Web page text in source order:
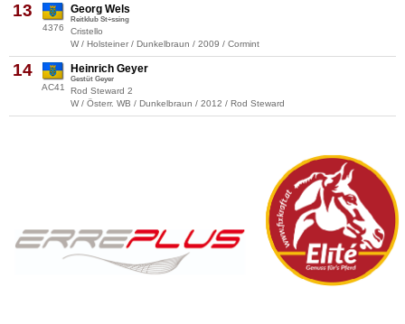
13
4376
Georg Wels
Reitklub St÷ssing
Cristello
W / Holsteiner / Dunkelbraun / 2009 / Cormint
14
AC41
Heinrich Geyer
Gestüt Geyer
Rod Steward 2
W / Österr. WB / Dunkelbraun / 2012 / Rod Steward